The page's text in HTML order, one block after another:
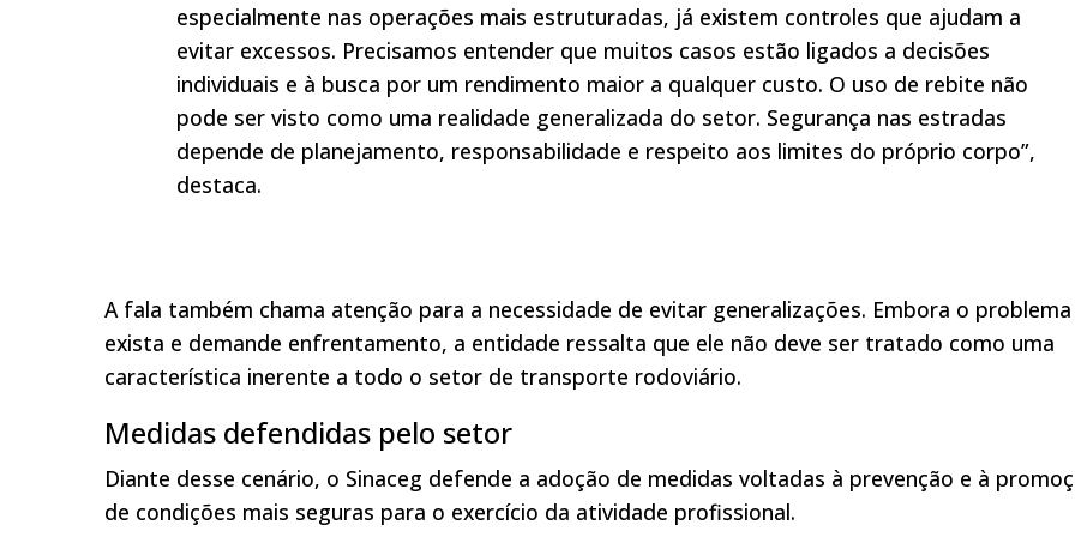
especialmente nas operações mais estruturadas, já existem controles que ajudam a
evitar excessos. Precisamos entender que muitos casos estão ligados a decisões
individuais e à busca por um rendimento maior a qualquer custo. O uso de rebite não
pode ser visto como uma realidade generalizada do setor. Segurança nas estradas
depende de planejamento, responsabilidade e respeito aos limites do próprio corpo”,
destaca.
A fala também chama atenção para a necessidade de evitar generalizações. Embora o problema
exista e demande enfrentamento, a entidade ressalta que ele não deve ser tratado como uma
característica inerente a todo o setor de transporte rodoviário.
Medidas defendidas pelo setor
Diante desse cenário, o Sinaceg defende a adoção de medidas voltadas à prevenção e à
de condições mais seguras para o exercício da atividade profissional.